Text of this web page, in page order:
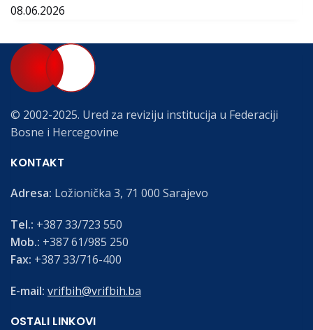
08.06.2026
© 2002-2025. Ured za reviziju institucija u Federaciji
Bosne i Hercegovine
KONTAKT
Adresa: Ložionička 3, 71 000 Sarajevo
Tel.: +387 33/723 550
Mob.: +387 61/985 250
Fax: +387 33/716-400
E-mail: vrifbih@vrifbih.ba
OSTALI LINKOVI